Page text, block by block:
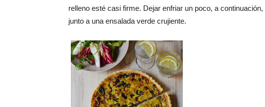
relleno esté casi firme. Dejar enfriar un poco, a continuación,
junto a una ensalada verde crujiente.